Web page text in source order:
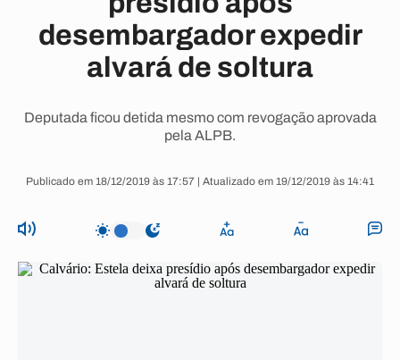
desembargador expedir
alvará de soltura
Deputada ficou detida mesmo com revogação aprovada
pela ALPB.
Publicado em 18/12/2019 às 17:57 | Atualizado em 19/12/2019 às 14:41